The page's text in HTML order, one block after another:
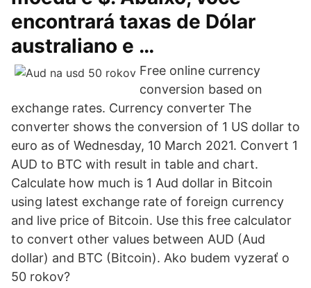
encontrará taxas de Dólar
australiano e …
Free online currency
conversion based on
exchange rates. Currency converter The
converter shows the conversion of 1 US dollar to
euro as of Wednesday, 10 March 2021. Convert 1
AUD to BTC with result in table and chart.
Calculate how much is 1 Aud dollar in Bitcoin
using latest exchange rate of foreign currency
and live price of Bitcoin. Use this free calculator
to convert other values between AUD (Aud
dollar) and BTC (Bitcoin). Ako budem vyzerať o
50 rokov?